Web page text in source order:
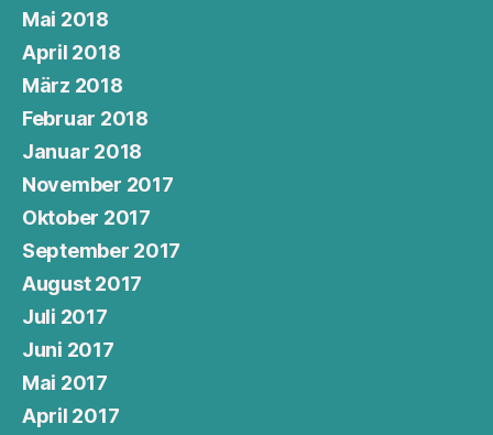
Mai 2018
April 2018
März 2018
Februar 2018
Januar 2018
November 2017
Oktober 2017
September 2017
August 2017
Juli 2017
Juni 2017
Mai 2017
April 2017